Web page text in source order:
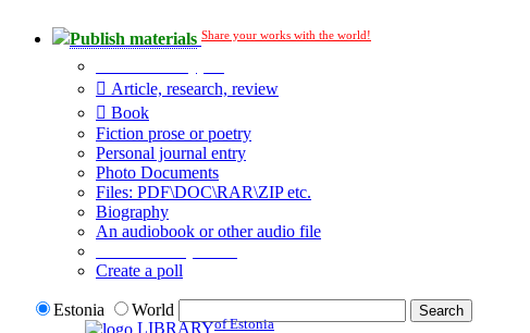
Publish materials Share your works with the world!
Article, research, review
Book
Fiction prose or poetry
Personal journal entry
Photo Documents
Files: PDF\DOC\RAR\ZIP etc.
Biography
An audiobook or other audio file
Create a poll
Estonia
World
LIBRARYof Estonia